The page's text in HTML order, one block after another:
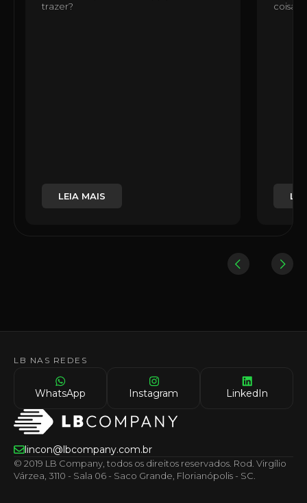
trazer?
LEIA MAIS
coisas,
lincon@lbcompany.com.br
© 2019 LB Company, todos os direitos reservados. Rod. Virgílio
Várzea, 3110 - Sala 06 - Saco Grande, Florianópolis - SC.
LB NAS REDES
WhatsApp Instagram LinkedIn